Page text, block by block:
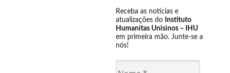
Receba as notícias e
atualizações do Instituto
Humanitas Unisinos – IHU
em primeira mão. Junte-se a
nós!